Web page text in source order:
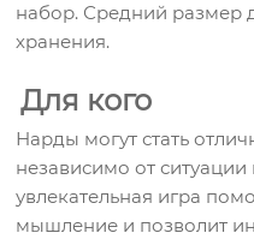
набор. Средний размер
хранения.
Для кого
Нарды могут стать
независимо от ситуации
увлекательная игра
мышление и позволит